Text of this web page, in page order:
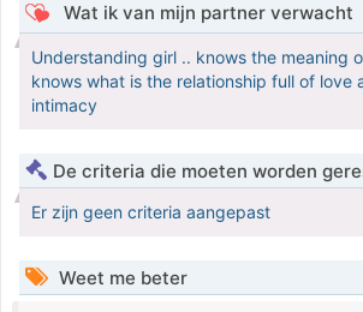
Wat ik van mijn partner verwacht
Understanding girl .. knows the meaning
knows what is the relationship full of love
intimacy
De criteria die moeten worden
Er zijn geen criteria aangepast
Weet me beter